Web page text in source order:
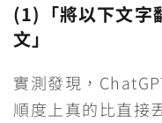
(1)「將以下文字
文」
實測發現，
順度上真的比直接